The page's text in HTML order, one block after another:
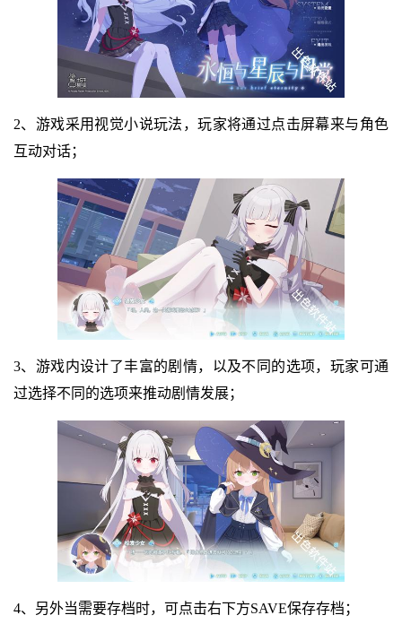
2、游戏采用视觉小说玩法，玩家将通过点击屏幕来与角色
互动对话；
3、游戏内设计了丰富的剧情，以及不同的选项，玩家可通
过选择不同的选项来推动剧情发展；
4、另外当需要存档时，可点击右下方SAVE保存存档；